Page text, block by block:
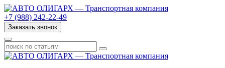
+7 (988) 242-22-49
Заказать звонок